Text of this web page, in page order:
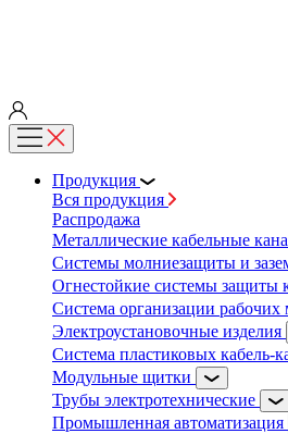
Продукция
Вся продукция
Распродажа
Металлические кабельные
Системы молниезащиты и
Огнестойкие системы защиты
Система организации рабочих
Электроустановочные изделия
Система пластиковых кабель-
Модульные щитки
Трубы электротехнические
Промышленная автоматизация